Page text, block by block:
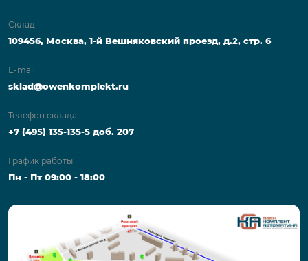
Склад
109456, Москва, 1-й Вешняковский проезд, д.2, стр. 6
E-mail
sklad@owenkomplekt.ru
Телефон склада
+7 (495) 135-135-5 доб. 207
График работы
Пн - Пт 09:00 - 18:00